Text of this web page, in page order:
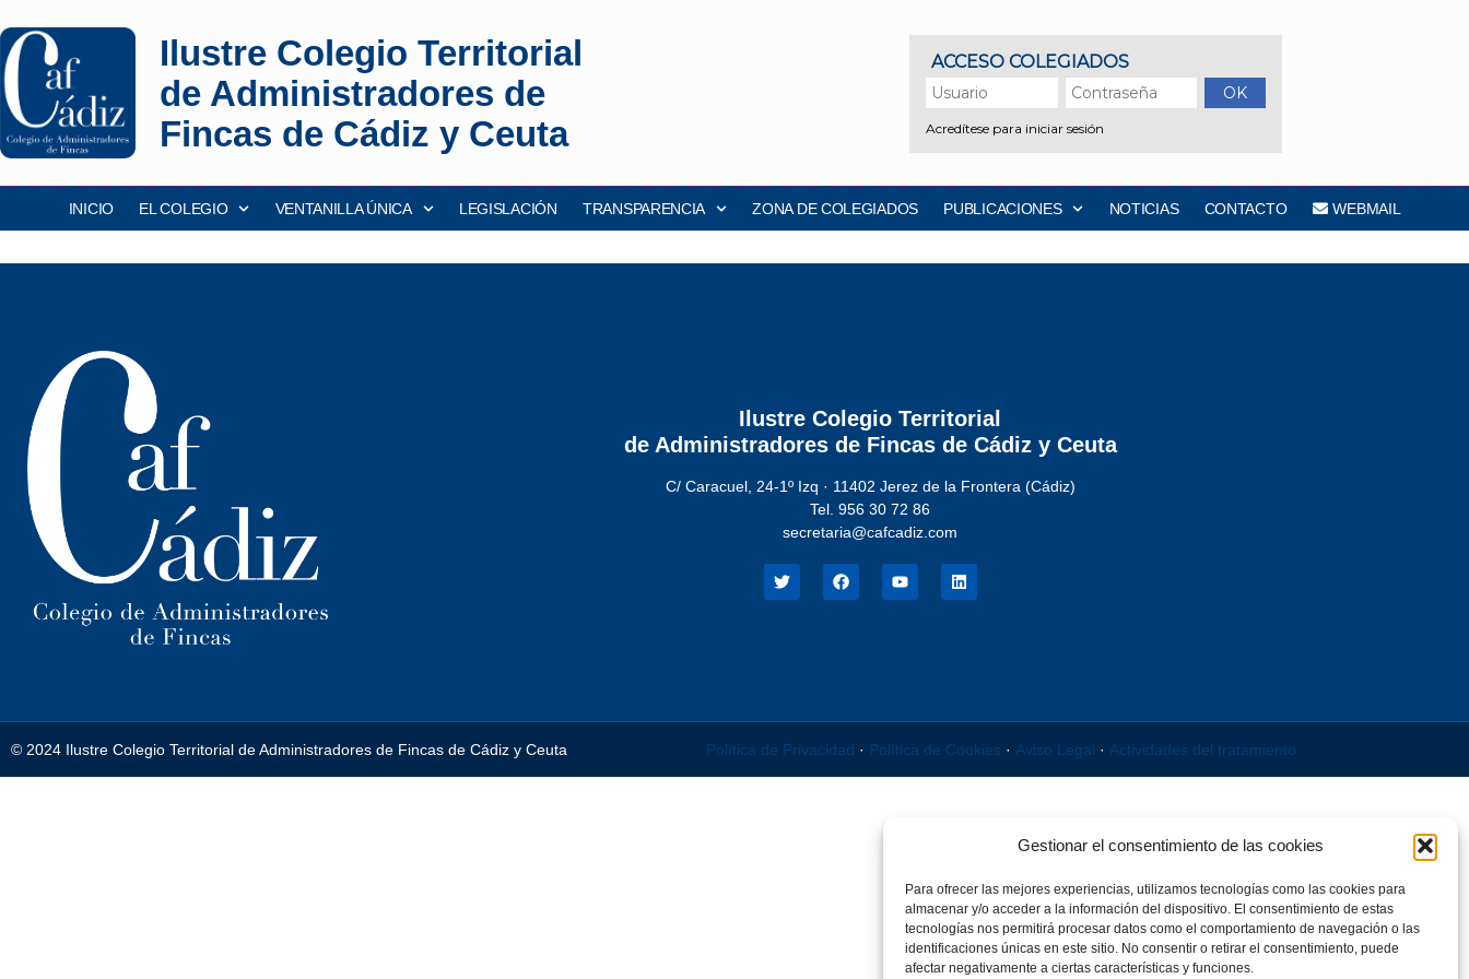
Gestionar el consentimiento de las cookies
Para ofrecer las mejores experiencias, utilizamos tecnologías como las cookies para
almacenar y/o acceder a la información del dispositivo. El consentimiento de estas
tecnologías nos permitirá procesar datos como el comportamiento de navegación o las
identificaciones únicas en este sitio. No consentir o retirar el consentimiento, puede
afectar negativamente a ciertas características y funciones.
Ilustre Colegio Territorial
de Administradores de
Fincas de Cádiz y Ceuta
INICIO EL COLEGIO VENTANILLA ÚNICA LEGISLACIÓN TRANSPARENCIA ZONA DE COLEGIADOS PUBLICACIONES NOTICIAS CONTACTO WEBMAIL
Ilustre Colegio Territorial
de Administradores de Fincas de Cádiz y Ceuta
C/ Caracuel, 24-1º Izq · 11402 Jerez de la Frontera (Cádiz)
Tel. 956 30 72 86
secretaria@cafcadiz.com
© 2024 Ilustre Colegio Territorial de Administradores de Fincas de Cádiz y Ceuta Política de Privacidad · Política de Cookies ·Aviso Legal ·Actividades del tratamiento